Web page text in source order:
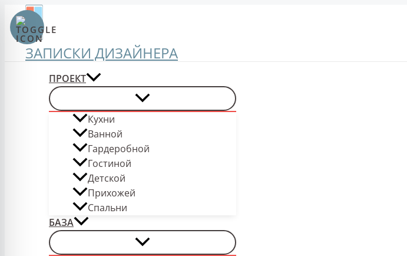
Перейти
содержимому
ЗАПИСКИ ДИЗАЙНЕРА
ПРОЕКТ
Кухни
Ванной
Гардеробной
Гостиной
Детской
Прихожей
Спальни
БАЗА